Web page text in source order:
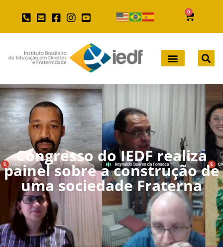
0
Congresso do IEDF realiza
painel sobre a construção de
uma sociedade Fraterna